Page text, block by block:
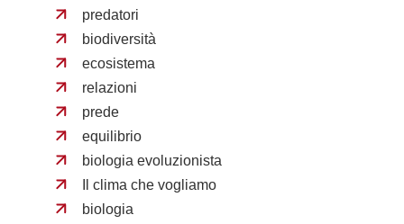
predatori
biodiversità
ecosistema
relazioni
prede
equilibrio
biologia evoluzionista
Il clima che vogliamo
biologia